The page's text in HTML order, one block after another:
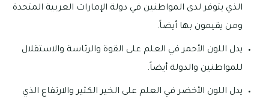
الذي يتوفر لدى المواطنين في دولة الإمارات العربية المتحدة
ومن يقيمون بها أيضاً.
يدل اللون الأحمر في العلم على القوة والرئاسة والاستقلال
للمواطنين والدولة أيضاً.
يدل اللون الأخضر في العلم على الخير الكثير والارتفاع الذي